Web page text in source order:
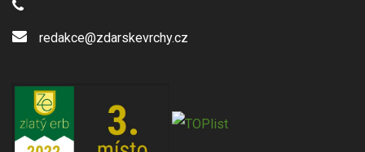
redakce@zdarskevrchy.cz